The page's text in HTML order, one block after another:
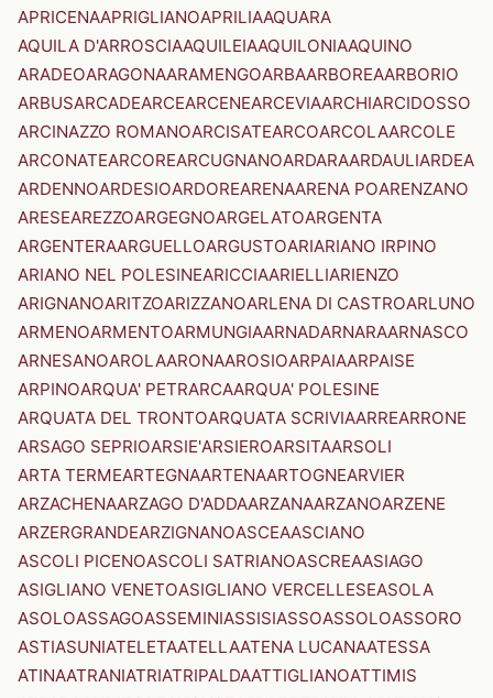
APRICENAAPRIGLIANOAPRILIAAQUARA
AQUILA D'ARROSCIAAQUILEIAAQUILONIAAQUINO
ARADEOARAGONAARAMENGOARBAARBOREAARBORIO
ARBUSARCADEARCEARCENEARCEVIAARCHIARCIDOSSO
ARCINAZZO ROMANOARCISATEARCOARCOLAARCOLE
ARCONATEARCOREARCUGNANOARDARAARDAULIARDEA
ARDENNOARDESIOARDOREARENAARENA POARENZANO
ARESEAREZZOARGEGNOARGELATOARGENTA
ARGENTERAARGUELLOARGUSTOARIARIANO IRPINO
ARIANO NEL POLESINEARICCIAARIELLIARIENZO
ARIGNANOARITZOARIZZANOARLENA DI CASTROARLUNO
ARMENOARMENTOARMUNGIAARNADARNARAARNASCO
ARNESANOAROLAARONAAROSIOARPAIAARPAISE
ARPINOARQUA' PETRARCAARQUA' POLESINE
ARQUATA DEL TRONTOARQUATA SCRIVIAARREARRONE
ARSAGO SEPRIOARSIE'ARSIEROARSITAARSOLI
ARTA TERMEARTEGNAARTENAARTOGNEARVIER
ARZACHENAARZAGO D'ADDAARZANAARZANOARZENE
ARZERGRANDEARZIGNANOASCEAASCIANO
ASCOLI PICENOASCOLI SATRIANOASCREAASIAGO
ASIGLIANO VENETOASIGLIANO VERCELLESEASOLA
ASOLOASSAGOASSEMINIASSISIASSOASSOLOASSORO
ASTIASUNIATELETAATELLAATENA LUCANAATESSA
ATINAATRANIATRIATRIPALDAATTIGLIANOATTIMIS